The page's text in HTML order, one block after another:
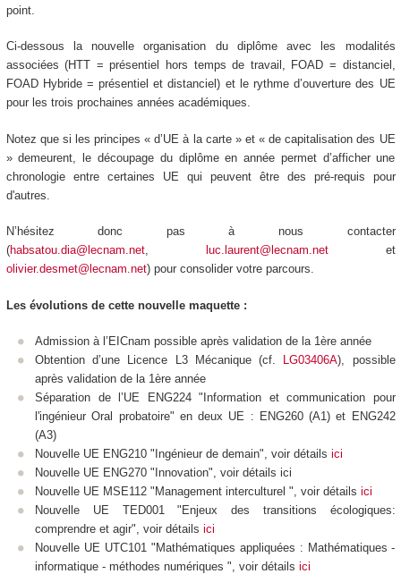
point.
Ci-dessous la nouvelle organisation du diplôme avec les modalités
associées (HTT = présentiel hors temps de travail, FOAD = distanciel,
FOADHybride = présentiel et distanciel) et le rythme d’ouverture des UE
pour les trois prochaines années académiques.
Notez que si les principes « d’UE à la carte» et « de capitalisation des UE
» demeurent, le découpage du diplôme en année permet d’afficher une
chronologie entre certaines UE qui peuvent être des pré-requis pour
d'autres.
N’hésitez donc pas à nous contacter
(habsatou.dia@lecnam.net, luc.laurent@lecnam.netet
olivier.desmet@lecnam.net) pour consolider votre parcours.
Les évolutions de cette nouvelle maquette :
Admission à l’EICnam possible après validation de la 1ère année
Obtention d’une Licence L3 Mécanique (cf.
LG03406A), possible
après validation de la 1ère année
Séparation de l’UE ENG224 "Information et communication pour
l'ingénieur Oral probatoire" en deux UE : ENG260 (A1) et ENG242
(A3)
Nouvelle UE ENG210 "Ingénieur de demain", voir détails ici
Nouvelle UE ENG270 "Innovation", voir détails ici
Nouvelle UE MSE112 "Management interculturel ", voir détails ici
Nouvelle UE TED001 "Enjeux des transitions écologiques:
comprendre et agir", voir détails ici
Nouvelle UE UTC101 "Mathématiques appliquées : Mathématiques -
informatique - méthodes numériques ", voir détails ici